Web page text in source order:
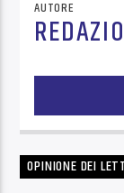
AUTORE
OPINIONE DEI